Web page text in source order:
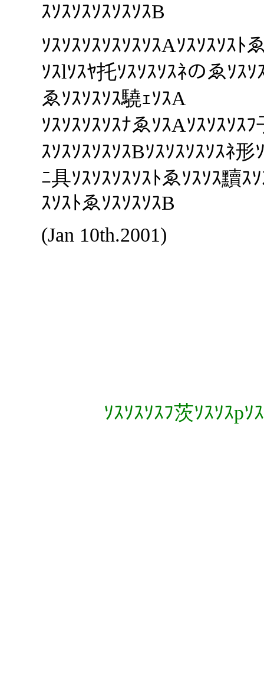
ｽｿｽｿｽｿｽｿｽｿｽB
ｿｽｿｽｿｽｿｽｿｽｿｽAｿｽｿｽｿｽﾄ
ｿｽlｿｽﾔ托ｿｽｿｽｿｽﾈのゑｿｽ
ゑｿｽｿｽｿｽ驍ｪｿｽA
ｿｽｿｽｿｽｿｽﾅゑｿｽAｿｽｿｽｿｽ
ｽｿｽｿｽｿｽｿｽBｿｽｿｽｿｽｿｽﾈ
ﾆ具ｿｽｿｽｿｽｿｽﾄゑｿｽｿｽ黷ｽ
ｽｿｽﾄゑｿｽｿｽｿｽB
(Jan 10th.2001)
ｿｽｿｽｿｽﾌ茨ｿｽｿｽpｿ